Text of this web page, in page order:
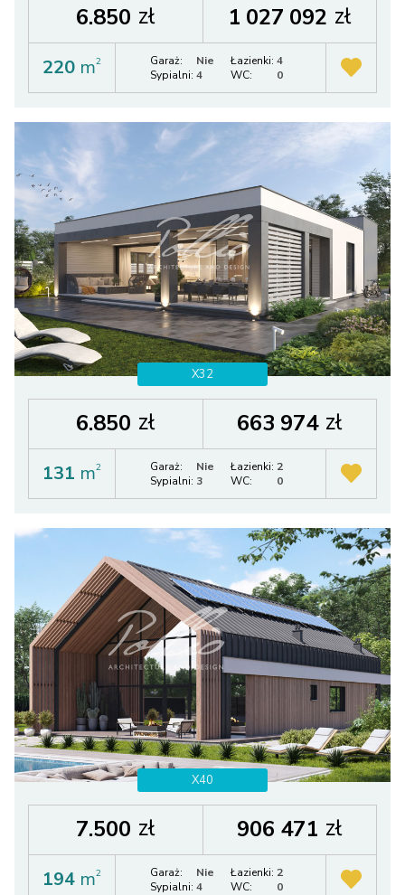
6.850 zł 1 027 092 zł
220 m2 Garaż:
Nie
Sypialni: 4
Łazienki: 4
WC:
0
X32
6.850 zł 663 974 zł
131 m2 Garaż:
Nie
Sypialni: 3
Łazienki: 2
WC:
0
X40
7.500 zł 906 471 zł
194 m2 Garaż:
Nie
Sypialni: 4
Łazienki: 2
WC:
0